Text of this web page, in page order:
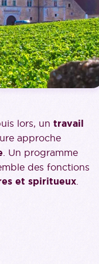
lors, un travail
approche
. Un programme
des fonctions
et spiritueux.